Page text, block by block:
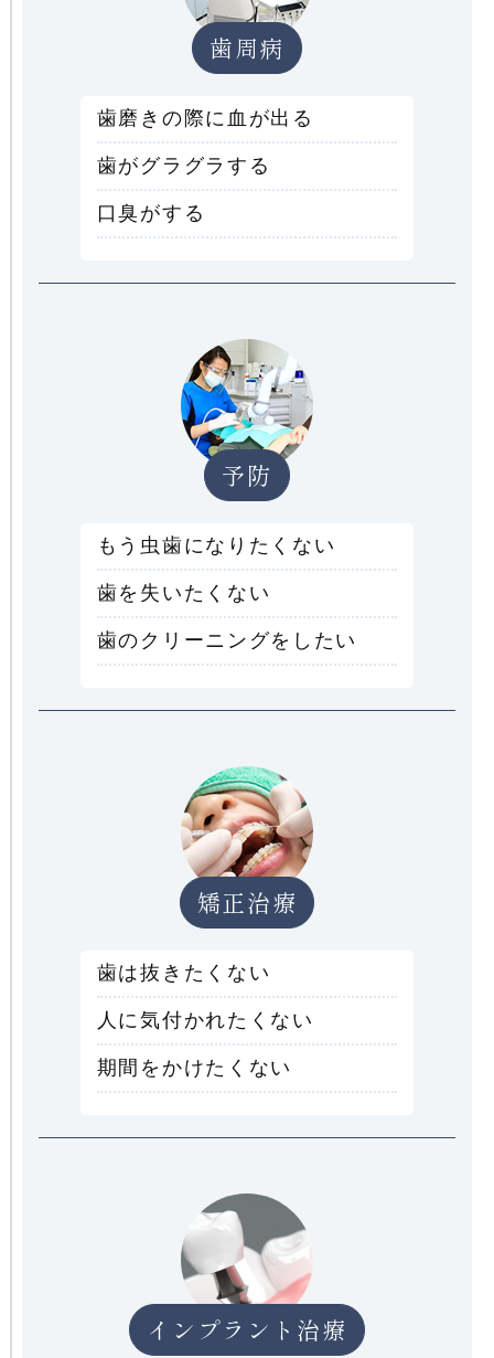
歯周病
歯磨きの際に血が出る
歯がグラグラする
口臭がする
予防
もう虫歯になりたくない
歯を失いたくない
歯のクリーニングをしたい
矯正治療
歯は抜きたくない
人に気付かれたくない
期間をかけたくない
インプラント治療